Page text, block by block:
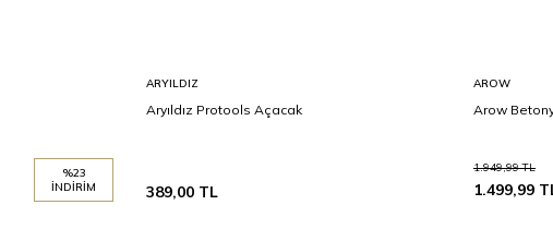
%23
İNDIRIM
ARYILDIZ
Aryıldız Protools Açacak
389,00 TL
AROW
Arow
1.949,99TL
1.499,99